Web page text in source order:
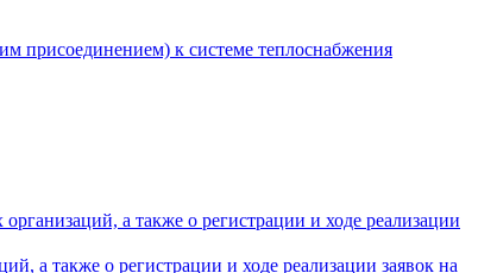
присоединением) к системе теплоснабжения
а также о регистрации и ходе реализации
а также о регистрации и ходе реализации заявок на